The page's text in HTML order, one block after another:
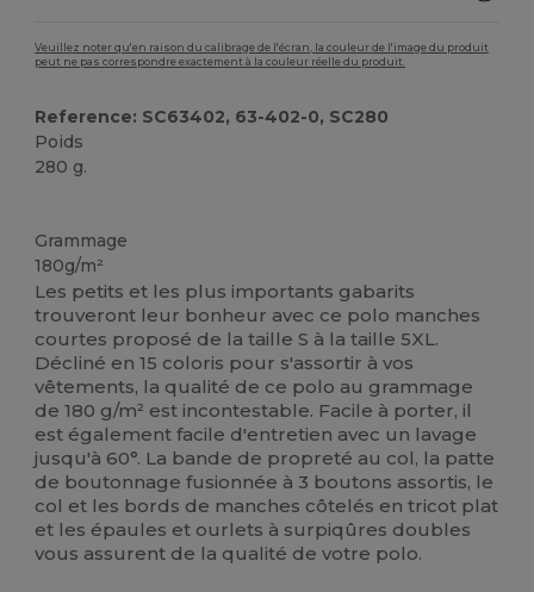
Veuillez noter qu'en raison du calibrage de l'écran, la couleur de l'image du produit
peut ne pas correspondre exactement à la couleur réelle du produit.
Reference: SC63402, 63-402-0, SC280
Poids
280 g.
Grammage
180g/m²
Les petits et les plus importants gabarits
trouveront leur bonheur avec ce polo manches
courtes proposé de la taille S à la taille 5XL.
Décliné en 15 coloris pour s'assortir à vos
vêtements, la qualité de ce polo au grammage
de 180 g/m² est incontestable. Facile à porter, il
est également facile d'entretien avec un lavage
jusqu'à 60°. La bande de propreté au col, la patte
de boutonnage fusionnée à 3 boutons assortis, le
col et les bords de manches côtelés en tricot plat
et les épaules et ourlets à surpiqûres doubles
vous assurent de la qualité de votre polo.